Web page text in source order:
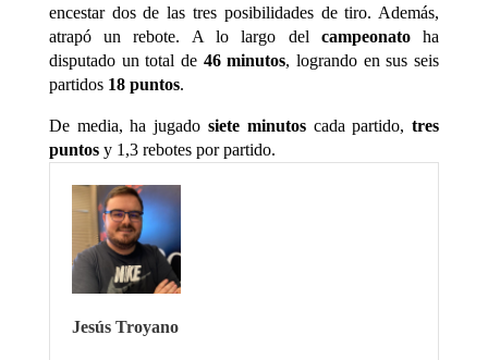
encestar dos de las tres posibilidades de tiro. Además,
atrapó un rebote. A lo largo del campeonatoha
disputado un total de 46 minutos, logrando en sus seis
partidos 18 puntos.
De media, ha jugado siete minutos cada partido,tres
puntos y 1,3 rebotes por partido.
Jesús Troyano